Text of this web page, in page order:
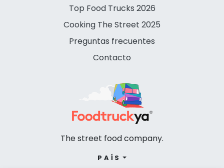
Top Food Trucks 2026
Cooking The Street 2025
Preguntas frecuentes
Contacto
The street food company.
PAÍS